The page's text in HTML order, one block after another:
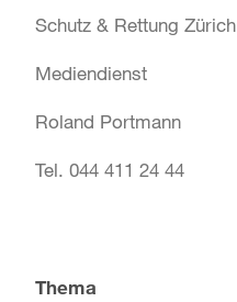
Schutz & Rettung Zürich
Mediendienst
Roland Portmann
Tel. 044 411 24 44
Informationen
Thema